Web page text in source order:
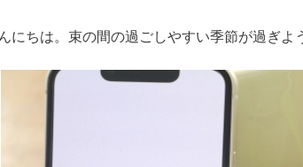
にちは。束の間の過ごしやすい季節が過ぎよ